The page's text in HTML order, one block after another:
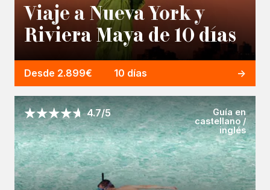
Viaje a Nueva York y
Riviera Maya de 10 días
Desde 2.899€ 10 días
4.7/5
Guía en
castellano /
inglés